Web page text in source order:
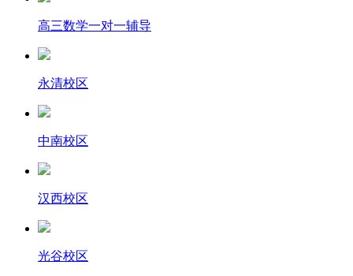
高三数学一对一辅导
永清校区
中南校区
汉西校区
光谷校区